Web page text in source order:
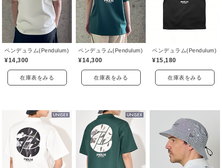
ペンデュラム(Pendulum)
¥14,300
在庫表をみる
ペンデュラム(Pendulum)
¥14,300
在庫表をみる
ペンデュラム(Pendulum)
¥15,180
在庫表をみる